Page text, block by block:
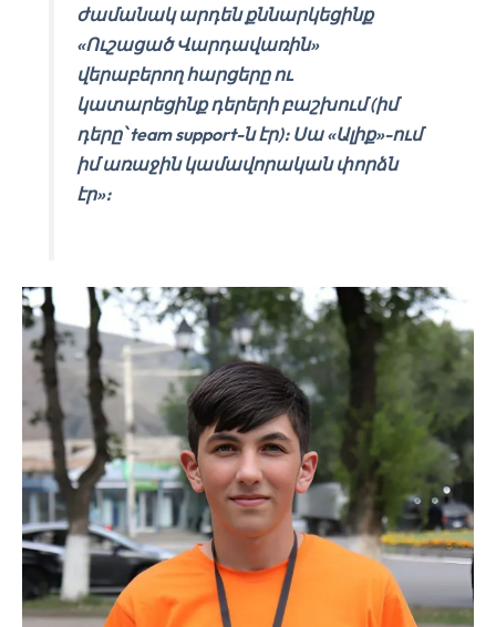
ժամանակ արդեն քննարկեցինք
«Ուշացած Վարդավառին»
վերաբերող հարցերը ու
կատարեցինք դերերի բաշխում (իմ
դերը՝ team support-ն էր)։ Սա «Ալիք»-ում
իմ առաջին կամավորական փորձն
էր»։